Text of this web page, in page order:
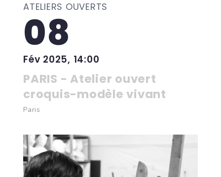
ATELIERS OUVERTS
08
Fév 2025, 14:00
PARIS - Atelier ouvert
croquis-modèle vivant
Paris